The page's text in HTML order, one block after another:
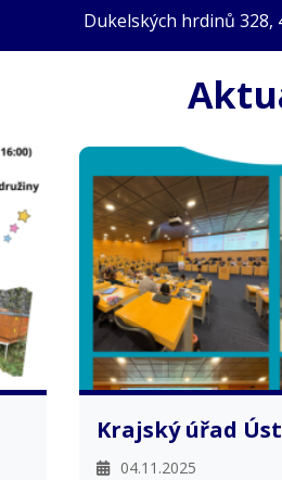
Dukelských hrdinů 328,
Krajský úřad
04.11.2025